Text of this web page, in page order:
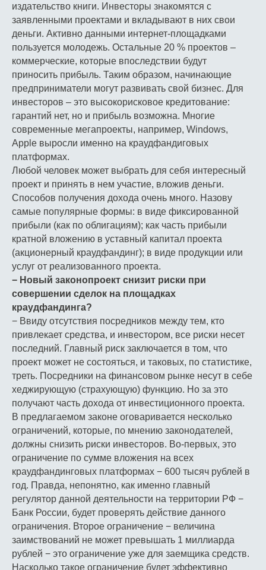
издательство книги. Инвесторы знакомятся с
заявленными проектами и вкладывают в них свои
деньги. Активно данными интернет-площадками
пользуется молодежь. Остальные 20 % проектов –
коммерческие, которые впоследствии будут
приносить прибыль. Таким образом, начинающие
предприниматели могут развивать свой бизнес. Для
инвесторов – это высокорисковое кредитование:
гарантий нет, но и прибыль возможна. Многие
современные мегапроекты, например, Windows,
Apple выросли именно на краудфандиговых
платформах.
Любой человек может выбрать для себя интересный
проект и принять в нем участие, вложив деньги.
Способов получения дохода очень много. Назову
самые популярные формы: в виде фиксированной
прибыли (как по облигациям); как часть прибыли
кратной вложению в уставный капитал проекта
(акционерный краудфандинг); в виде продукции или
услуг от реализованного проекта.
− Новый законопроект снизит риски при
совершении сделок на площадках
краудфандинга?
− Ввиду отсутствия посредников между тем, кто
привлекает средства, и инвестором, все риски несет
последний. Главный риск заключается в том, что
проект может не состояться, и таковых, по статистике,
треть. Посредники на финансовом рынке несут в себе
хеджирующую (страхующую) функцию. Но за это
получают часть дохода от инвестиционного проекта.
В предлагаемом законе оговаривается несколько
ограничений, которые, по мнению законодателей,
должны снизить риски инвесторов. Во-первых, это
ограничение по сумме вложения на всех
краудфандинговых платформах − 600 тысяч рублей в
год. Правда, непонятно, как именно главный
регулятор данной деятельности на территории РФ −
Банк России, будет проверять действие данного
ограничения. Второе ограничение − величина
заимствований не может превышать 1 миллиарда
рублей − это ограничение уже для заемщика средств.
Насколько такое ограничение будет эффективно